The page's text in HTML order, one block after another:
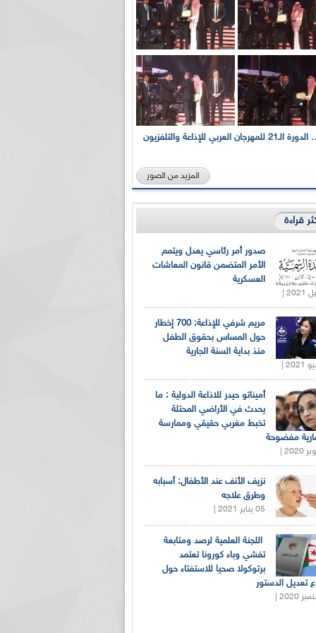
بالصور... الدورة الـ21 للمهرجان العربي للإذاعة والتلفزيون
المزيد من الصور
قراءة
صدور أمر رئاسي يعدل ويتمم
الأمر المتضمن قانون المعاشات
العسكرية
مريم شرفي للإذاعة: 700 إخطار
حول المساس بحقوق الطفل
منذ بداية السنة الجارية
أميناتو حيدر للاذاعة الدولية : ما
يحدث في الأراضي المحتلة
تخبط مغربي حقيقي وممارسة
مفضوحة
نزيف الأنف عند الأطفال: أسبابه
وطرق علاجه
05 يناير 2021 |
اللجنة العلمية لرصد ومتابعة
تفشي وباء كورونا تعتمد
برتوكولا صحيا للاستفتاء حول
تعديل الدستور